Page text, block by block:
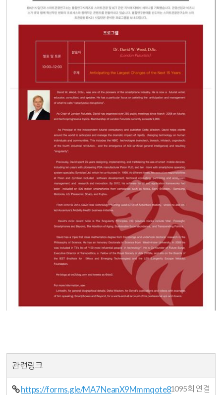
관련링크
https://forms.gle/MA7NeanX9Mmmqote81095회 연결